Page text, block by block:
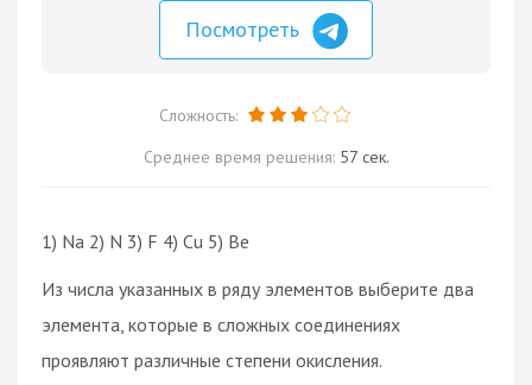
Посмотреть
Сложность:
Среднее время решения: 57 сек.
1) Na 2) N 3) F 4) Cu 5) Be
Из числа указанных в ряду элементов выберите два
элемента, которые в сложных соединениях
проявляют различные степени окисления.